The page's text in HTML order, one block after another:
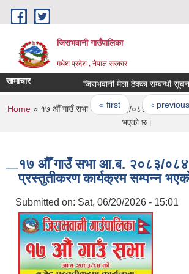
Skip to main content
जिराभवानी गाउँपालिका
मधेश प्रदेश , नेपाल सरकार
सामाचार जिराभवानी मेला ठेक्का सम्बन्धी सूचना
Pages
« first ‹ previous
You are here
Home» १७ औँ गाउँ सभा आ.ब. २०८३/०८४ को बजेट
भएको छ।
१७ औँ गाउँ सभा आ.ब. २०८३/
प्रस्तुतीकरण कार्यक्रम सम्पन्न
Submitted on: Sat, 06/20/2026 - 15:01